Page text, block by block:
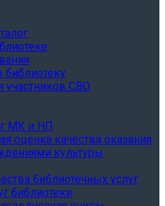
библиотеку
СВО
МК и НП
оценка качества оказания
культуры
библиотечных услуг
библиотеки